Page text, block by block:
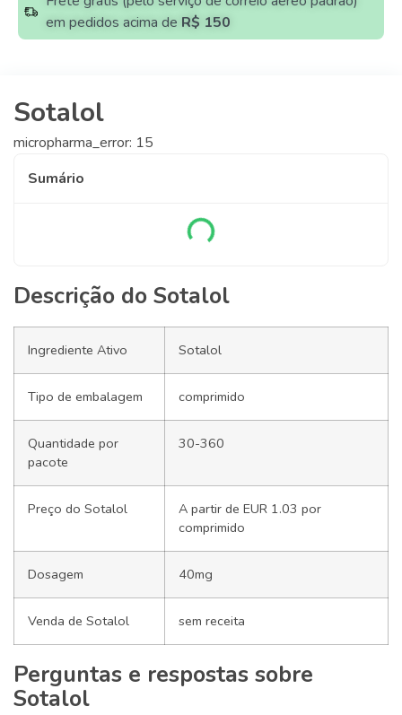
em pedidos acima de R$ 150
Sotalol
micropharma_error: 15
Sumário
Descrição do Sotalol
Ingrediente Ativo Sotalol
Tipo de embalagem comprimido
Quantidade por
pacote
30-360
Preço do Sotalol
A partir de EUR 1.03 por
comprimido
Dosagem 40mg
Venda de Sotalol sem receita
Perguntas e respostas sobre
Sotalol